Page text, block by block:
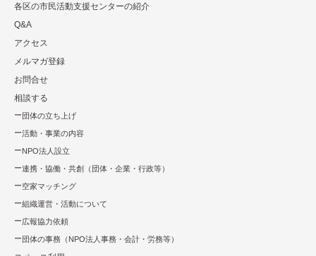
各区の市⺠活動⽀援センターの紹介
Q&A
アクセス
メルマガ登録
お問合せ
相談する
団体の立ち上げ
活動・事業の内容
NPO法⼈設⽴
連携・協働・共創（団体・企業・⾏政等）
空家マッチング
組織運営・活動について
広報協⼒依頼
団体の事務（NPO法人事務・会計・労務等）